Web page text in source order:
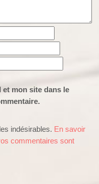
mon site dans le
indésirables. En savoir
commentaires sont